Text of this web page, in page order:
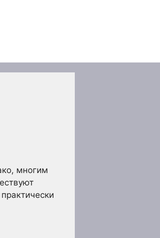
многим